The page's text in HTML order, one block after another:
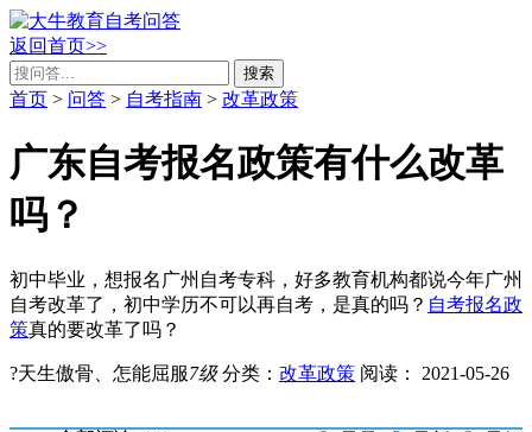
返回首页>>
搜索
首页 > 问答 > 自考指南 > 改革政策
广东自考报名政策有什么改革
吗？
初中毕业，想报名广州自考专科，好多教育机构都说今年广州
自考改革了，初中学历不可以再自考，是真的吗？ 自考报名政
策真的要改革了吗？
?天生傲骨、怎能屈服7级 分类： 改革政策 阅读： 2021-05-26